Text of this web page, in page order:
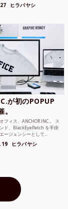
ヒラバヤシ
が初のPOPUP
フィス、ANCHOR INC.。 ス
ド、BlackEyePatch を手掛
ージェンシーとして...
ヒラバヤシ